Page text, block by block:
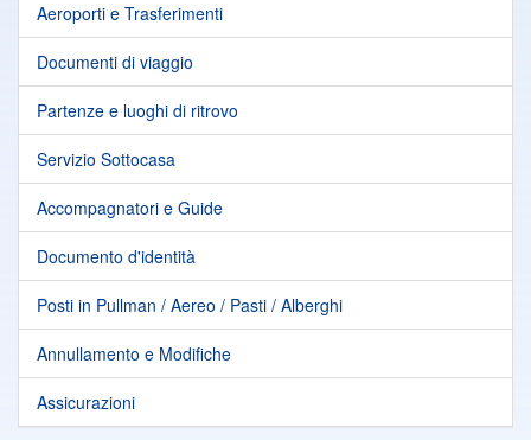
Aeroporti e Trasferimenti
Documenti di viaggio
Partenze e luoghi di ritrovo
Servizio Sottocasa
Accompagnatori e Guide
Documento d'identità
Posti in Pullman / Aereo / Pasti / Alberghi
Annullamento e Modifiche
Assicurazioni